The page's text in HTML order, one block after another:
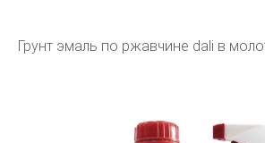
Грунт эмаль по ржавчине dali в